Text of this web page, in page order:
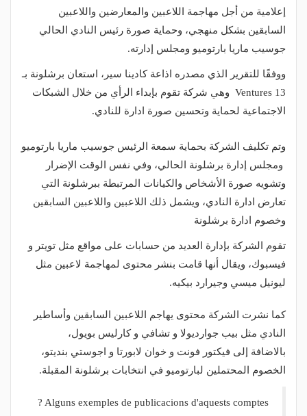
إعلامية من أجل مهاجمة اللاعبين والمعارضين واللاعبين
السابقين بشكل منهجي، وحماية صورة رئيس النادي الحالي
جوسيب ماريا بارتوميو ومجلس إدارته.
ووفقًا للتقرير الذي مصدره اذاعة كادينا سير، استعان برشلونة بـ
13 Ventures وهي شركة تقوم بإبداء الرأي من خلال الشبكات
الاجتماعية لحماية وتحسين صورة ادارة للنادي.
وتم تكليف الشركة بحماية سمعة الرئيس جوسيب ماريا بارتوميو
ومجلس إدارة برشلونة الحالي، وفي نفس الوقت الإضرار
وتشويه صورة الأشخاص والكيانات المرتبطة ببرشلونة التي
تعارض ادارة النادي، ويشمل ذلك اللاعبين واللاعبين السابقين
وخصوم ادارة برشلونة
تقوم الشركة بإدارة العديد من حسابات على مواقع مثل تويتر و
فيسبوك، ويقال أنها قامت بنشر محتوى لمهاجمة لاعبين مثل
ليونيل ميسي وجيرارد بيكيه.
كما نشرت الشركة محتوى يهاجم اللاعبين السابقين وأساطير
النادي مثل بيب جوارديولا و تشافي و كارليس بويول،
بالاضافة إلى فيكتور فونت و خوان لابورتا و اجوستي بنديتو،
الخصوم المحتملين لبارتوميو في انتخابات برشلونة المقبلة.
? Alguns exemples de publicacions d'aquests comptes